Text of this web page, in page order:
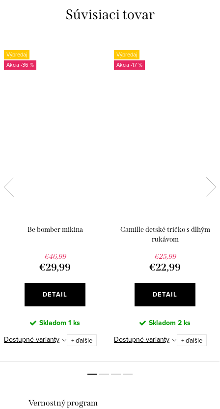
Súvisiaci tovar
Výpredaj
-36 %
Be bomber mikina
€46,99
€29,99
DETAIL
Skladom 1 ks
Dostupné varianty
+ ďalšie
Výpredaj
-17 %
Camille detské tričko s dlhým
rukávom
€25,99
€22,99
DETAIL
Skladom 2 ks
Dostupné varianty
+ ďalšie
Vernostný program